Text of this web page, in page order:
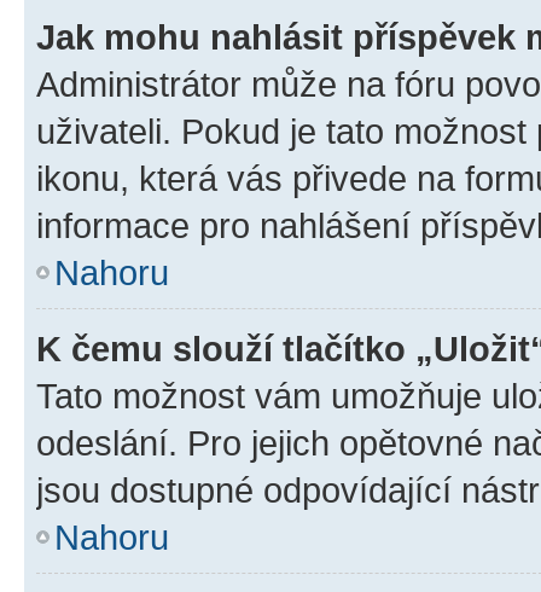
Jak mohu nahlásit příspěvek
Administrátor může na fóru
uživateli. Pokud je tato
ikonu, která vás přivede na
informace pro nahlášení
Nahoru
K čemu slouží tlačítko
Tato možnost vám umožňuje
odeslání. Pro jejich opětovné
jsou dostupné odpovídající
Nahoru